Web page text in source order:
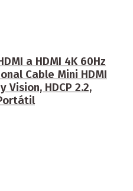
a HDMI 4K 60Hz
Cable Mini HDMI
Vision, HDCP 2.2,